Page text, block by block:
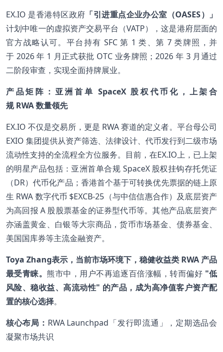
EX.IO 是香港特区政府 「引进重点企业办公室（OASES）」
计划中唯一的虚拟资产交易平台（VATP），这是港府层面的
官方战略认可。平台持有 SFC 第 1 类、第 7 类牌照，并
于 2026 年 1 月正式获批 OTC 业务牌照；2026 年 3 月通过
二阶段审查，实现全面持牌展业。
产品矩阵：亚洲首单 SpaceX 股权代币化，上架合
规 RWA 数量领先
EX.IO 不仅是交易所，更是 RWA 赛道的定义者。平台母公司
EXIO 集团提供从资产筛选、法律设计、代币发行到二级市场
流动性支持的全流程全方位服务。目前，在EX.IO上，已上架
的明星产品包括：亚洲首单合规 SpaceX 股权挂钩存托凭证
（DR）代币化产品；香港首个基于可转换优先票据的链上原
生 RWA 数字代币 $EXCB-25（与中信信惠合作）及底层资产
为高回报 A 股股票基金的证券型代币等。其他产品底层资产
亦涵盖黄金、白银等大宗商品，货币市场基金、债券基金、
美国国库券等主流金融资产。
Toya Zhang表示，当前市场环境下，稳健收益类 RWA 产品
最受青睐。 熊市中，用户不再追逐百倍涨幅，转而偏好 "低
风险、稳收益、高流动性" 的产品，成为高净值客户资产配
置的核心选择。
核心布局： RWA Launchpad「发行即流通」，定期选品会
凝聚市场共识